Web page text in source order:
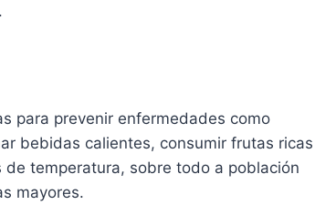
para prevenir enfermedades como
bebidas calientes, consumir frutas ricas
temperatura, sobre todo a población
mayores.